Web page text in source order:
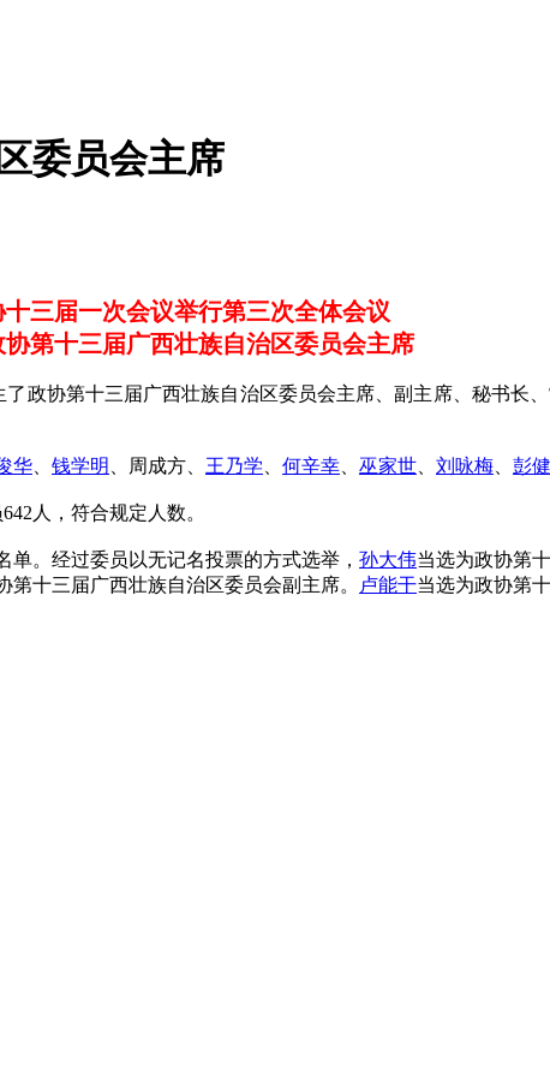
委员会主席
十三届一次会议举行第三次全体会议
协第十三届广西壮族自治区委员会主席
协第十三届广西壮族自治区委员会主席、副主席、秘书长、
华 钱学明 、周成方、 王乃学 何辛幸 巫家世 刘咏梅 彭
人，符合规定人数。
。经过委员以无记名投票的方式选举， 孙大伟当选为政协第
第十三届广西壮族自治区委员会副主席。 卢能干当选为政协第